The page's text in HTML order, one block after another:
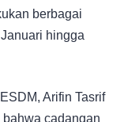
berbagai
hingga
Arifin Tasrif
cadangan